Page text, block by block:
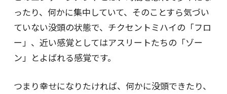
ったり、何かに集中していて、そのことすら気づい
ていない没頭の状態で、チクセントミハイの「フロ
ー」、近い感覚としてはアスリートたちの「ゾー
ン」とよばれる感覚です。
つまり幸せになりたければ、何かに没頭できたり、